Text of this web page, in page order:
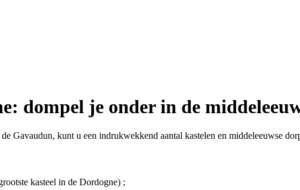
dompel je onder in de
Gavaudun, kunt u een indrukwekkend aantal kastelen en middeleeuwse
kasteel in de Dordogne) ;